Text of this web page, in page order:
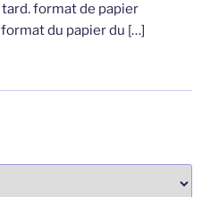
tard. format de papier
du papier du […]